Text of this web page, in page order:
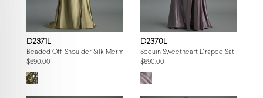
D2371L
Beaded Off-Shoulder Silk Mermaid Gown
$690.00
D2370L
Sequin Sweetheart Draped Satin Gown
$690.00